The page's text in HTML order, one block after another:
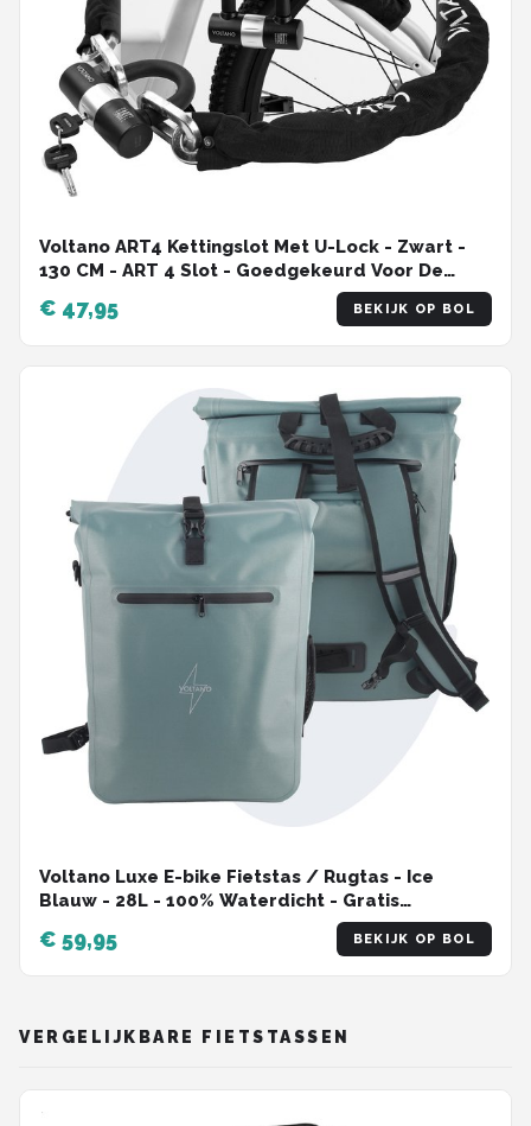
Voltano ART4 Kettingslot Met U-Lock - Zwart -
130 CM - ART 4 Slot - Goedgekeurd Voor De
Fiets, Scooter en Motor Verzekering -
Scooterslot / Brommerslot / Motorslot
€ 47,95 BEKIJK OP BOL
Voltano Luxe E-bike Fietstas / Rugtas - Ice
Blauw - 28L - 100% Waterdicht - Gratis
Schouderband - Met Groot Laptop Vak
€ 59,95 BEKIJK OP BOL
VERGELIJKBARE FIETSTASSEN